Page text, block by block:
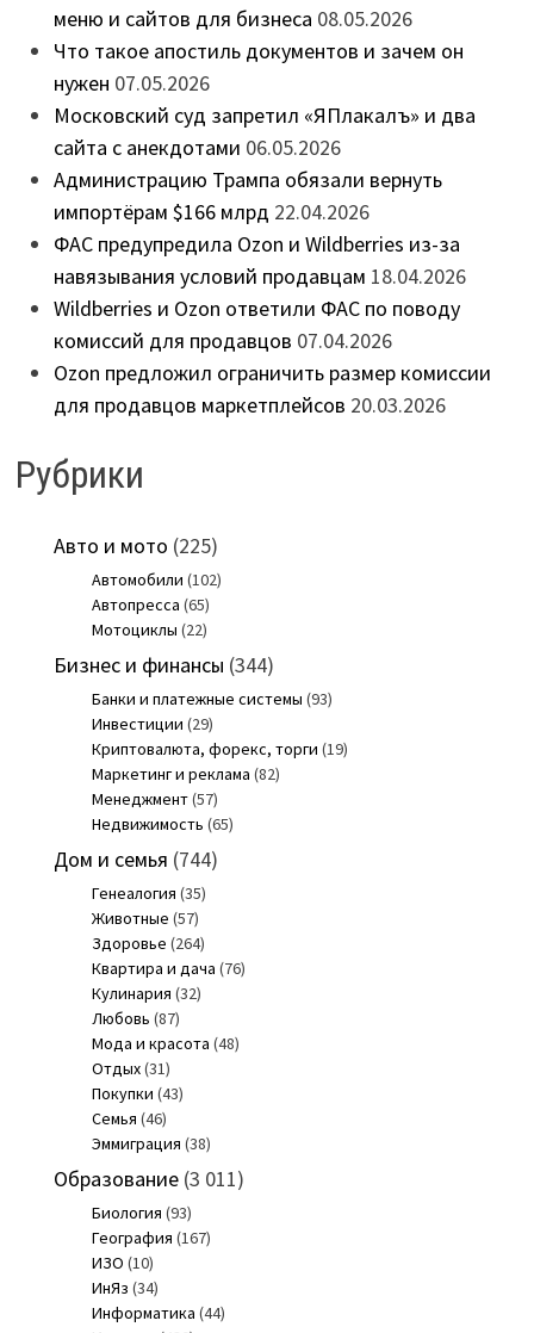
меню и сайтов для бизнеса 08.05.2026
Что такое апостиль документов и зачем он
нужен 07.05.2026
Московский суд запретил «ЯПлакалъ» и два
сайта с анекдотами 06.05.2026
Администрацию Трампа обязали вернуть
импортёрам $166 млрд 22.04.2026
ФАС предупредила Ozon и Wildberries из-за
навязывания условий продавцам 18.04.2026
Wildberries и Ozon ответили ФАС по поводу
комиссий для продавцов 07.04.2026
Ozon предложил ограничить размер комиссии
для продавцов маркетплейсов 20.03.2026
Рубрики
Авто и мото (225)
Автомобили (102)
Автопресса (65)
Мотоциклы (22)
Бизнес и финансы (344)
Банки и платежные системы (93)
Инвестиции (29)
Криптовалюта, форекс, торги (19)
Маркетинг и реклама (82)
Менеджмент(57)
Недвижимость (65)
Дом и семья (744)
Генеалогия (35)
Животные (57)
Здоровье (264)
Квартира и дача (76)
Кулинария (32)
Любовь (87)
Мода и красота (48)
Отдых(31)
Покупки (43)
Семья (46)
Эммиграция (38)
Образование(3 011)
Биология (93)
География (167)
ИЗО (10)
ИнЯз (34)
Информатика (44)